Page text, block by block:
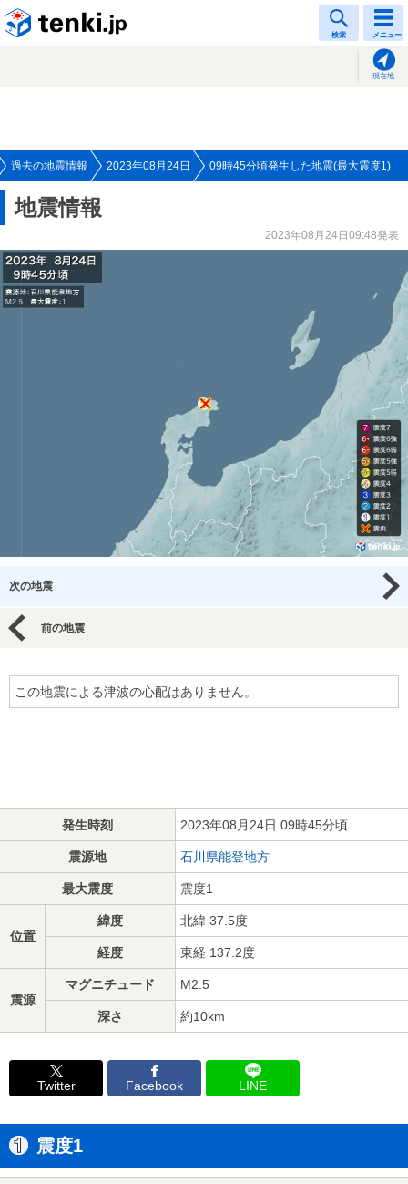
検索 メニュー
現在地
過去の地震情報 2023年08月24日 09時45分頃発生した地震(最大震度1)
地震情報
2023年08月24日09:48発表
次の地震
前の地震
この地震による津波の心配はありません。
発生時刻 2023年08月24日 09時45分頃
震源地 石川県能登地方
最大震度 震度1
位置
緯度 北緯 37.5度
経度 東経 137.2度
震源
マグニチュード M2.5
深さ 約10km
Twitter Facebook LINE
震度1